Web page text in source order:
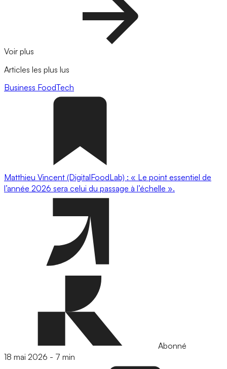
Voir plus
Articles les plus lus
Business FoodTech
Matthieu Vincent (DigitalFoodLab) : « Le point essentiel de
l’année 2026 sera celui du passage à l’échelle ».
Abonné
18 mai 2026 - 7 min